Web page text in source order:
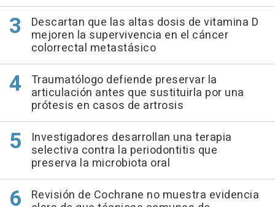
Descartan que las altas dosis de vitamina D
mejoren la supervivencia en el cáncer
colorrectal metastásico
Traumatólogo defiende preservar la
articulación antes que sustituirla por una
prótesis en casos de artrosis
Investigadores desarrollan una terapia
selectiva contra la periodontitis que
preserva la microbiota oral
Revisión de Cochrane no muestra evidencia